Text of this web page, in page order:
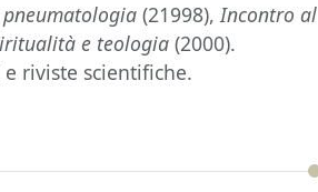
(21998),Incontro al
e teologia (2000).
riviste scientifiche.